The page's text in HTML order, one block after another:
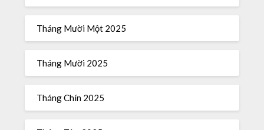
Tháng Mười Một 2025
Tháng Mười 2025
Tháng Chín 2025